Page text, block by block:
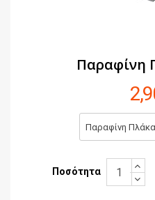
Παραφίνη
Παραφίνη
Ποσότητα